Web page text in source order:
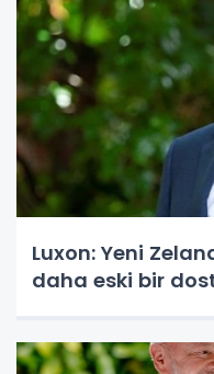
Luxon: Yeni
daha eski bir